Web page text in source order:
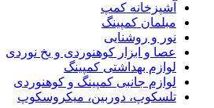
آشپزخانه کمپ
مبلمان کمپینگ
نور و روشنایی
عصا و ابزار کوهنوردی و یخ نوردی
لوازم بهداشتی کمپینگ
لوازم جانبی کمپینگ و کوهنوردی
تلسکوپ، دوربین، میکروسکوپ